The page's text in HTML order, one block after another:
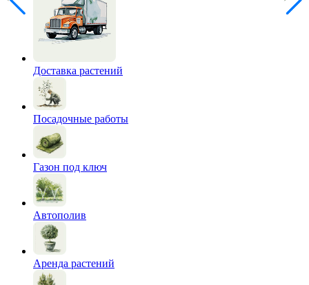
Доставка растений
Посадочные работы
Газон под ключ
Автополив
Аренда растений